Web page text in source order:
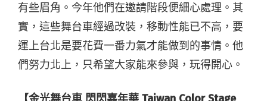
有些眉角。今年他們在邀請階段便細心處理。其
實，這些舞台車經過改裝，移動性能已不高，要
運上台北是要花費一番力氣才能做到的事情。他
們努力北上，只希望大家能來參與，玩得開心。